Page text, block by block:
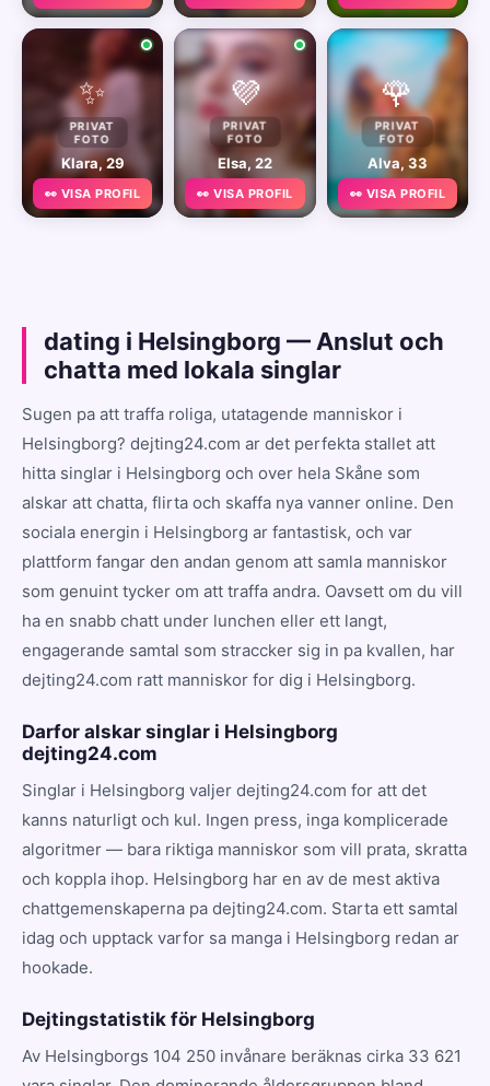
✨
PRIVAT
FOTO
Klara, 29
👀 VISA PROFIL
💜
PRIVAT
FOTO
Elsa, 22
👀 VISA PROFIL
🌹
PRIVAT
FOTO
Alva, 33
👀 VISA PROFIL
dating i Helsingborg — Anslut och
chatta med lokala singlar
Sugen pa att traffa roliga, utatagende manniskor i
Helsingborg? dejting24.com ar det perfekta stallet att
hitta singlar i Helsingborg och over hela Skåne som
alskar att chatta, flirta och skaffa nya vanner online. Den
sociala energin i Helsingborg ar fantastisk, och var
plattform fangar den andan genom att samla manniskor
som genuint tycker om att traffa andra. Oavsett om du vill
ha en snabb chatt under lunchen eller ett langt,
engagerande samtal som straccker sig in pa kvallen, har
dejting24.com ratt manniskor for dig i Helsingborg.
Darfor alskar singlar i Helsingborg
dejting24.com
Singlar i Helsingborg valjer dejting24.com for att det
kanns naturligt och kul. Ingen press, inga komplicerade
algoritmer — bara riktiga manniskor som vill prata, skratta
och koppla ihop. Helsingborg har en av de mest aktiva
chattgemenskaperna pa dejting24.com. Starta ett samtal
idag och upptack varfor sa manga i Helsingborg redan ar
hookade.
Dejtingstatistik för Helsingborg
Av Helsingborgs 104 250 invånare beräknas cirka 33 621